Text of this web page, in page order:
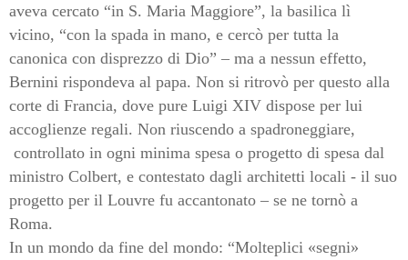
aveva cercato “in S. Maria Maggiore”, la basilica lì
vicino, “con la spada in mano, e cercò per tutta la
canonica con disprezzo di Dio” – ma a nessun effetto,
Bernini rispondeva al papa. Non si ritrovò per questo alla
corte di Francia, dove pure Luigi XIV dispose per lui
accoglienze regali. Non riuscendo a spadroneggiare,
controllato in ogni minima spesa o progetto di spesa dal
ministro Colbert, e contestato dagli architetti locali - il suo
progetto per il Louvre fu accantonato – se ne tornò a
Roma.
In un mondo da fine del mondo: “Molteplici «segni»